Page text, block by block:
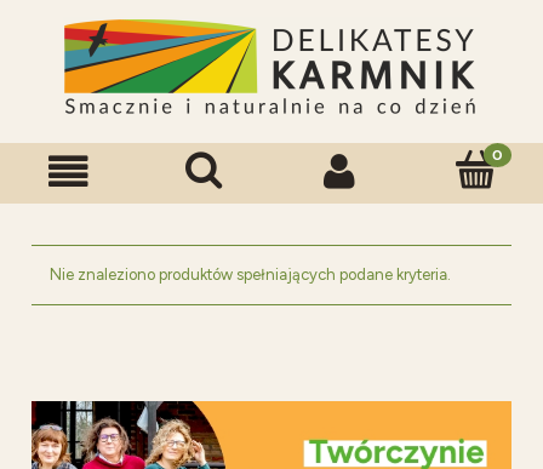
Nie znaleziono produktów spełniających podane kryteria.